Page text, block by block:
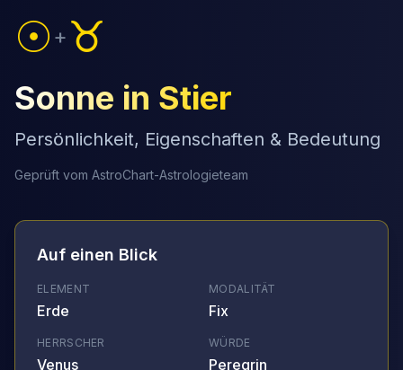
☉ + ♉
Sonne in Stier
Persönlichkeit, Eigenschaften & Bedeutung
Geprüft vom AstroChart-Astrologieteam
Auf einen Blick
ELEMENT
Erde
MODALITÄT
Fix
HERRSCHER
Venus
WÜRDE
Peregrin